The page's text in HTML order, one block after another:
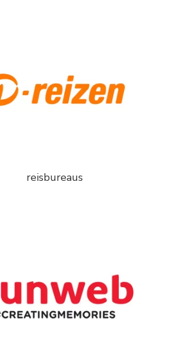
reisbureaus